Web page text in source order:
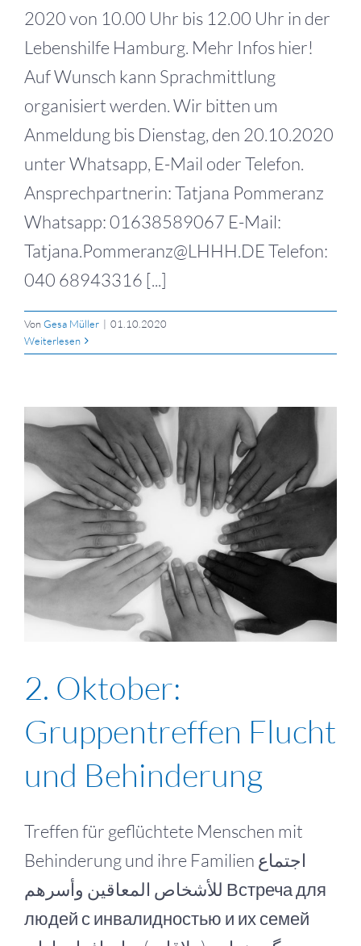
2020 von 10.00 Uhr bis 12.00 Uhr in der
Lebenshilfe Hamburg. Mehr Infos hier!
Auf Wunsch kann Sprachmittlung
organisiert werden. Wir bitten um
Anmeldung bis Dienstag, den 20.10.2020
unter Whatsapp, E-Mail oder Telefon.
Ansprechpartnerin: Tatjana Pommeranz
Whatsapp: 01638589067 E-Mail:
Tatjana.Pommeranz@LHHH.DE Telefon:
040 68943316 [...]
VonGesa Müller | 01.10.2020
Weiterlesen
2. Oktober:
Gruppentreffen Flucht
und Behinderung
Treffen für geflüchtete Menschen mit
Behinderung und ihre Familien اجتماع
للأشخاص المعاقين وأسرهم Встреча для
людей с инвалидностью и их семей